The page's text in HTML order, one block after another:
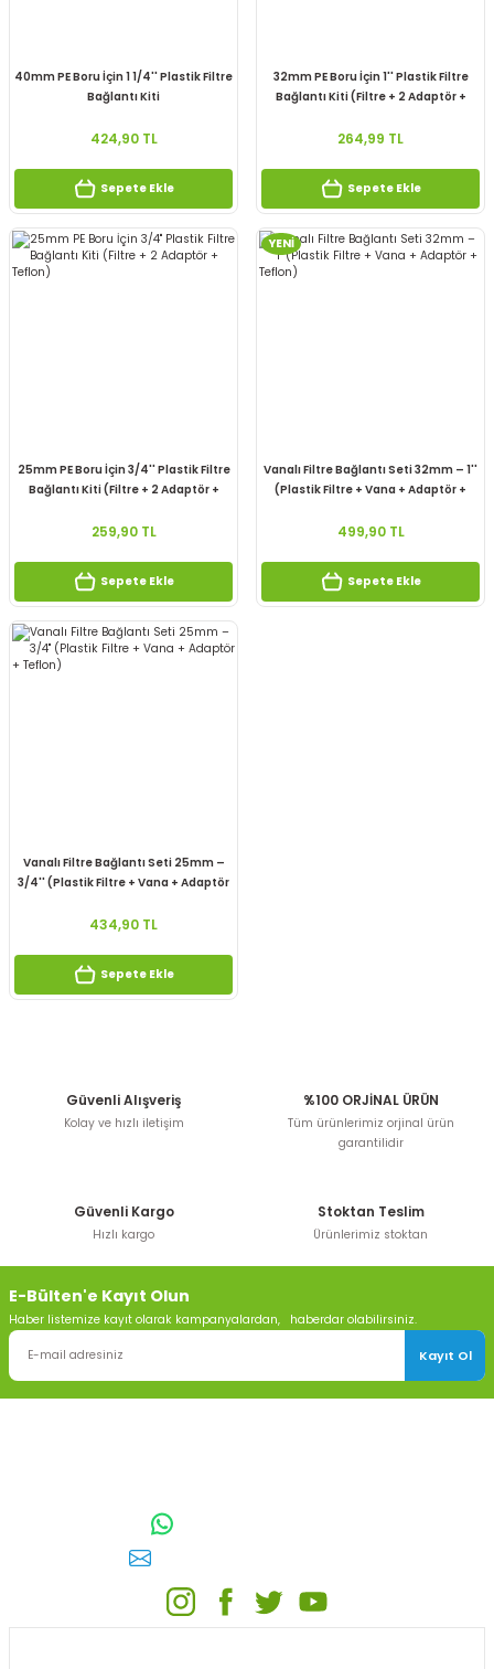
40mm PE Boru İçin 1 1/4'' Plastik Filtre
Bağlantı Kiti
424,90 TL
Sepete Ekle
32mm PE Boru İçin 1'' Plastik Filtre
Bağlantı Kiti (Filtre + 2 Adaptör +
264,99 TL
Sepete Ekle
25mm PE Boru İçin 3/4'' Plastik Filtre
Bağlantı Kiti (Filtre + 2 Adaptör +
259,90 TL
Sepete Ekle
YENİ
Vanalı Filtre Bağlantı Seti 32mm – 1''
(Plastik Filtre + Vana + Adaptör +
499,90 TL
Sepete Ekle
Vanalı Filtre Bağlantı Seti 25mm –
3/4'' (Plastik Filtre + Vana + Adaptör
434,90 TL
Sepete Ekle
Güvenli Alışveriş
Kolay ve hızlı iletişim
%100 ORJİNAL ÜRÜN
Tüm ürünlerimiz orjinal ürün
garantilidir
Güvenli Kargo
Hızlı kargo
Stoktan Teslim
Ürünlerimiz stoktan
E-Bülten'e Kayıt Olun
Haber listemize kayıt olarak kampanyalardan, haberdar olabilirsiniz.
Kayıt Ol